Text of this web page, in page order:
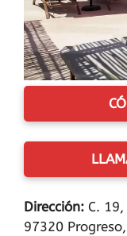
Dirección: C.
97320